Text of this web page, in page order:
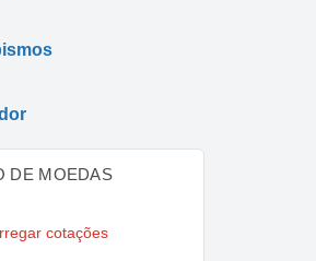
DE MOEDAS
cotações